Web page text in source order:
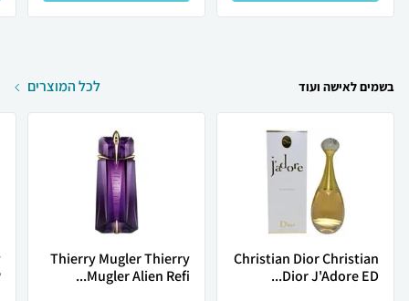
בשמים לאישה ועוד לכל המוצרים
Christian Dior Christian
Dior J'Adore ED...
Thierry Mugler Thierry
Mugler Alien Refi...